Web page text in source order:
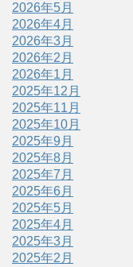
2026年5月
2026年4月
2026年3月
2026年2月
2026年1月
2025年12月
2025年11月
2025年10月
2025年9月
2025年8月
2025年7月
2025年6月
2025年5月
2025年4月
2025年3月
2025年2月